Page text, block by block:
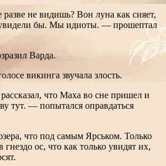
разве не видишь? Вон луна как сияет,
бы. Мы идиоты. — прошептал
Варда.
викинга звучала злость.
что Маха во сне пришел и
тут. — попытался оправдаться
что под самым Ярськом. Только
ос, что как только увидят их,